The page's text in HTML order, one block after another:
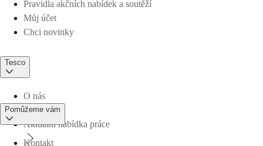
Pravidla akčních nabídek a soutěží
Můj účet
Chci novinky
Tesco
O nás
Aktuální nabídka práce
Pomůžeme vám
Kontakt